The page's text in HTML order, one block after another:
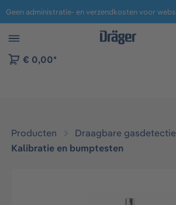
naar navigatie B2B-platform
€ 0,00*
Producten
Draagbare gasdetectie
Kalibratie en bumptesten​
Afbeeldingengalerij overslaan